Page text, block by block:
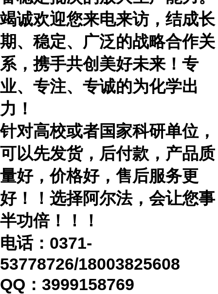
竭诚欢迎您来电来访，结成长
期、稳定、广泛的战略合作关
系，携手共创美好未来！专
业、专注、专诚的为化学出
力！
针对高校或者国家科研单位，
可以先发货，后付款，产品质
量好，价格好，售后服务更
好！！选择阿尔法，会让您事
半功倍！！！
电话： 0371-
53778726/18003825608
QQ：3999158769